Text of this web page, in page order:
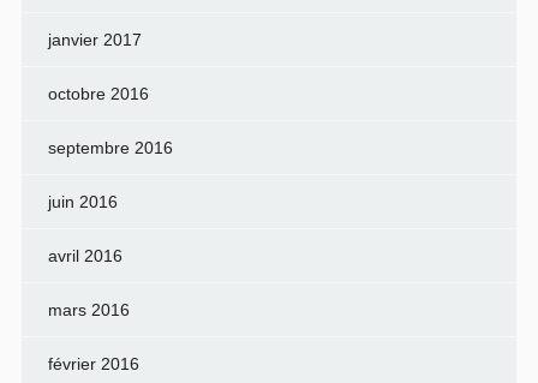
janvier 2017
octobre 2016
septembre 2016
juin 2016
avril 2016
mars 2016
février 2016